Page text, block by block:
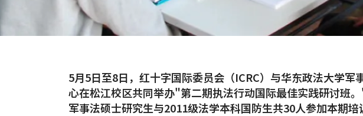
5月5日至8日，红十字国际委员会（ICRC）与华东政法大学军
心在松江校区共同举办"第二期执法行动国际最佳实践研讨班
军事法硕士研究生与2011级法学本科国防生共30人参加本期培